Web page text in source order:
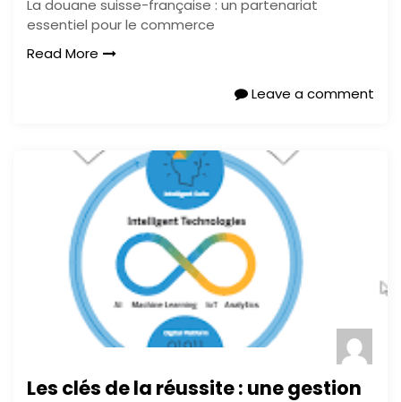
La douane suisse-française : un partenariat
essentiel pour le commerce
Read More
Leave a comment
Les clés de la réussite : une gestion